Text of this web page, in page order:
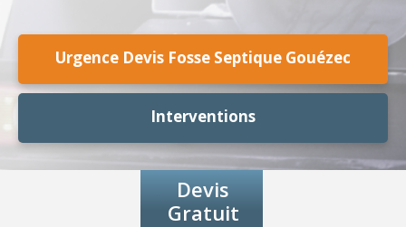
Urgence Devis Fosse Septique Gouézec
Interventions
Devis
Gratuit